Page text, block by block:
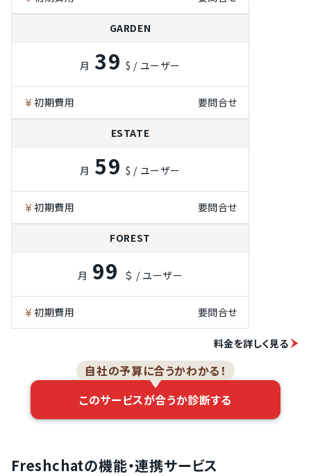
GARDEN
月 39 $ / ユーザー
初期費用 要問合せ
ESTATE
月 59 $ / ユーザー
初期費用 要問合せ
FOREST
月 99 ＄ / ユーザー
初期費用 要問合せ
料金を詳しく見る
自社の予算に合うかわかる！
このサービスが合うか診断する
Freshchatの機能・連携サービス